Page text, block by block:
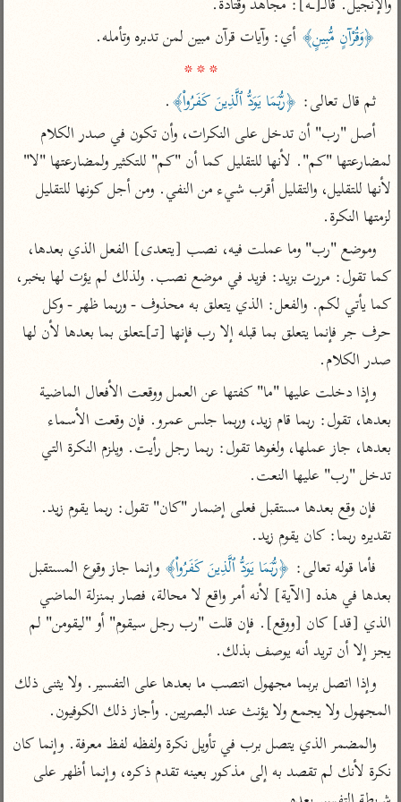
جمع الأقوال
تفسير ابن الجوزي
منتقاة
تفسير ابن القيم
تفسير ابن تيمية
عامّة
تفسير السمعاني
تفسير مكّي
محاسن التأويل
للقاسمي
تفسير الثعالبي
تفسير السمرقندي
تفسير الثعلبي
تفسير الرازي
أخرى
أضواء البيان
نظم الدرر للبقاعي
التحرير والتنوير
المحرر الوجيز لابن
عطية
البحر المحيط لأبي
حيان
البسيط للواحدي
تفسير أبي السعود
الكشاف للزمخشري
تفسير ابن عثيمين
جامع البيان للإيجي
تفسير البيضاوي
الوجيز للواحدي
تفسير ابن أبي زمنين
آثار
المأثور
الدر المنثور
تفسير ابن أبي حاتم
تفسير قتادة
اشترك لتصلك أخبار مشاريعنا
راسلنا •تليجرام • تويتر
تعليمات• عن الباحث القرآني
والإنجيل. قالـ[ـه]: مجاهد وقتادة.
﴿وَقُرْآنٍ مُّبِينٍ﴾ أي: وآيات قرآن مبين لمن تدبره وتأمله.
* * *
ثم قال تعالى: ﴿رُّبَمَا يَوَدُّ ٱلَّذِينَ كَفَرُواْ﴾.
لزمتها النكرة.
صدر الكلام.
تدخل "رب" عليها النعت.
تقديره ربما: كان يقوم زيد.
فأما قوله تعالى: ﴿رُّبَمَا يَوَدُّ ٱلَّذِينَ كَفَرُواْ﴾
يجز إلا أن تريد أنه يوصف بذلك.
المجهول ولا يجمع ولا يؤنث عند البصريين. وأجاز ذلك الكوفيون.